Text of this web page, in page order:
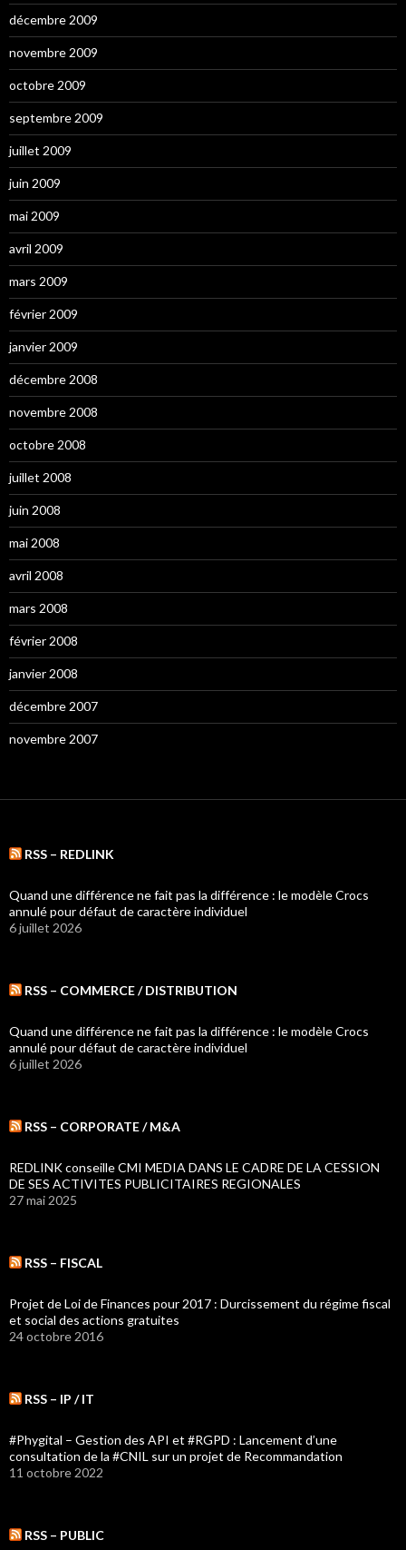
décembre 2009
novembre 2009
octobre 2009
septembre 2009
juillet 2009
juin 2009
mai 2009
avril 2009
mars 2009
février 2009
janvier 2009
décembre 2008
novembre 2008
octobre 2008
juillet 2008
juin 2008
mai 2008
avril 2008
mars 2008
février 2008
janvier 2008
décembre 2007
novembre 2007
RSS – REDLINK
Quand une différence ne fait pas la différence : le modèle Crocs
annulé pour défaut de caractère individuel
6 juillet 2026
RSS – COMMERCE / DISTRIBUTION
Quand une différence ne fait pas la différence : le modèle Crocs
annulé pour défaut de caractère individuel
6 juillet 2026
RSS – CORPORATE / M&A
REDLINK conseille CMI MEDIA DANS LE CADRE DE LA CESSION
DE SES ACTIVITES PUBLICITAIRES REGIONALES
27 mai 2025
RSS – FISCAL
Projet de Loi de Finances pour 2017 : Durcissement du régime fiscal
et social des actions gratuites
24 octobre 2016
RSS – IP / IT
#Phygital – Gestion des API et #RGPD : Lancement d’une
consultation de la #CNIL sur un projet de Recommandation
11 octobre 2022
RSS – PUBLIC